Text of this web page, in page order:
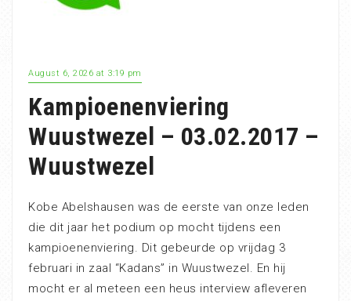
August 6, 2026 at 3:19 pm
Kampioenenviering
Wuustwezel – 03.02.2017 –
Wuustwezel
Kobe Abelshausen was de eerste van onze leden
die dit jaar het podium op mocht tijdens een
kampioenenviering. Dit gebeurde op vrijdag 3
februari in zaal “Kadans” in Wuustwezel. En hij
mocht er al meteen een heus interview afleveren